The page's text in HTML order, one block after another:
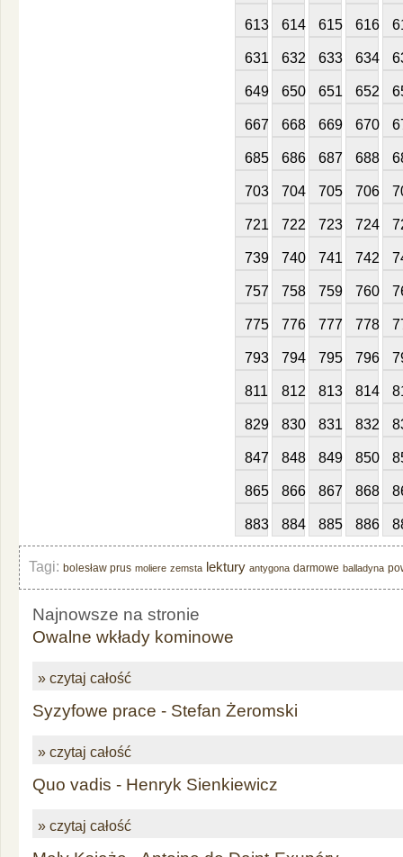
613 614 615 616
631 632 633 634
649 650 651 652
667 668 669 670
685 686 687 688
703 704 705 706
721 722 723 724
739 740 741 742
757 758 759 760
775 776 777 778
793 794 795 796
811 812 813 814
829 830 831 832
847 848 849 850
865 866 867 868
883 884 885 886
Tagi: bolesław prus moliere zemsta lektury antygona darmowe balladyna
Najnowsze na stronie
Owalne wkłady kominowe
» czytaj całość
Syzyfowe prace - Stefan Żeromski
» czytaj całość
Quo vadis - Henryk Sienkiewicz
» czytaj całość